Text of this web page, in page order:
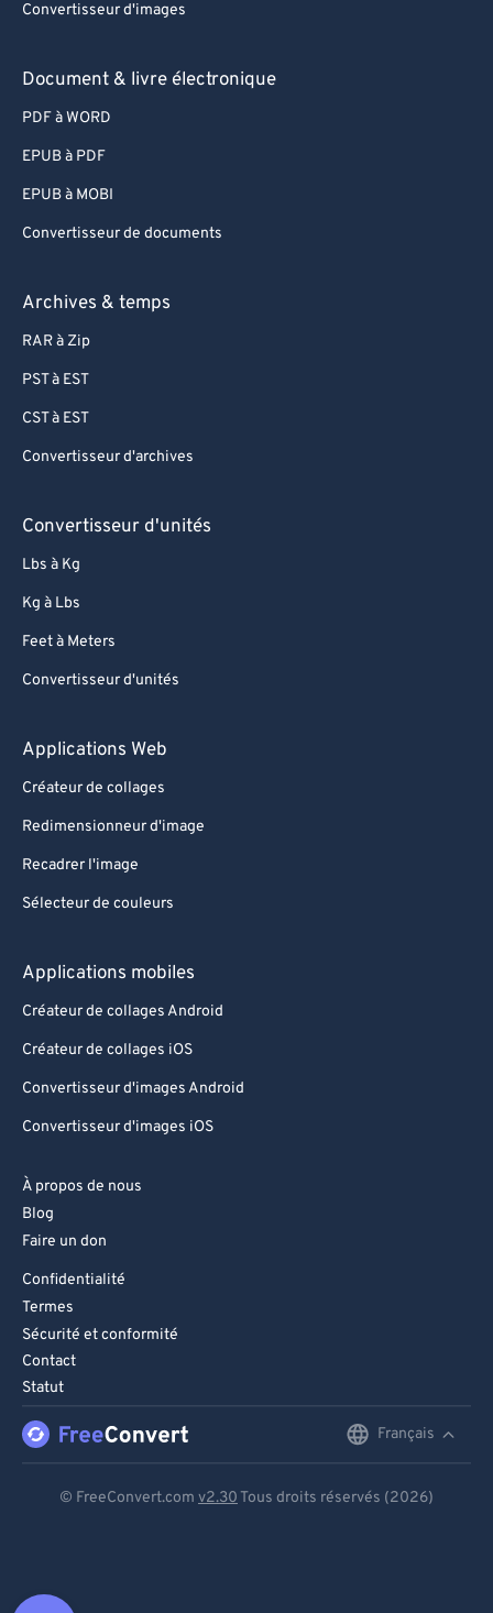
Convertisseur d'images
Document & livre électronique
PDF à WORD
EPUB à PDF
EPUB à MOBI
Convertisseur de documents
Archives & temps
RAR à Zip
PST à EST
CST à EST
Convertisseur d'archives
Convertisseur d'unités
Lbs à Kg
Kg à Lbs
Feet à Meters
Convertisseur d'unités
Applications Web
Créateur de collages
Redimensionneur d'image
Recadrer l'image
Sélecteur de couleurs
Applications mobiles
Créateur de collages Android
Créateur de collages iOS
Convertisseur d'images Android
Convertisseur d'images iOS
À propos de nous
Blog
Faire un don
Confidentialité
Termes
Sécurité et conformité
Contact
Statut
Français
© FreeConvert.com v2.30 Tous droits réservés (2026)